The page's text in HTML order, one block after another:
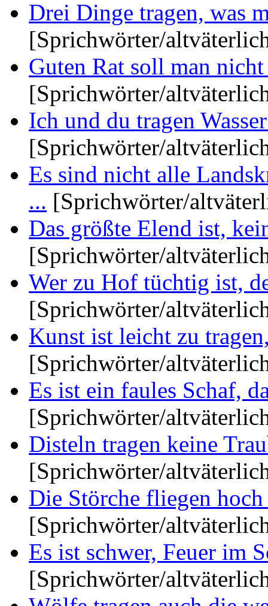
Drei Dinge tragen, was
[Sprichwörter/
Guten Rat soll man
[Sprichwörter/
Ich und du tragen
[Sprichwörter/
Es sind nicht alle
... [Sprichwörter/
Das größte Elend ist,
[Sprichwörter/
Wer zu Hof tüchtig ist,
[Sprichwörter/
Kunst ist leicht zu
[Sprichwörter/
Es ist ein faules Schaf,
[Sprichwörter/
Disteln tragen keine
[Sprichwörter/
Die Störche fliegen
[Sprichwörter/
Es ist schwer, Feuer im
[Sprichwörter/